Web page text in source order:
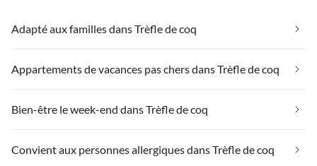
Adapté aux familles dans Trèfle de coq
Appartements de vacances pas chers dans Trèfle de coq
Bien-être le week-end dans Trèfle de coq
Convient aux personnes allergiques dans Trèfle de coq